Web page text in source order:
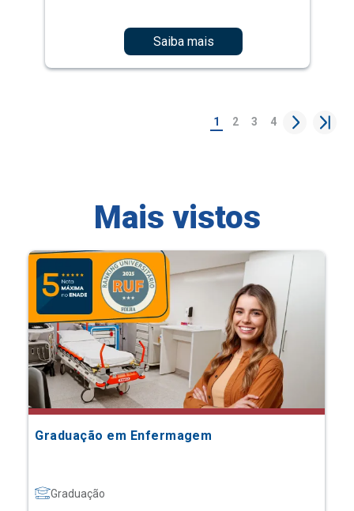
Saiba mais
1 2 3 4
Mais vistos
Graduação em Enfermagem
Graduação